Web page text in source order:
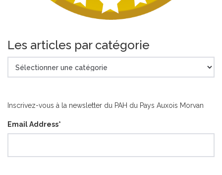
Les articles par catégorie
articles
Inscrivez-vous à la newsletter du PAH du Pays Auxois Morvan
Email Address*